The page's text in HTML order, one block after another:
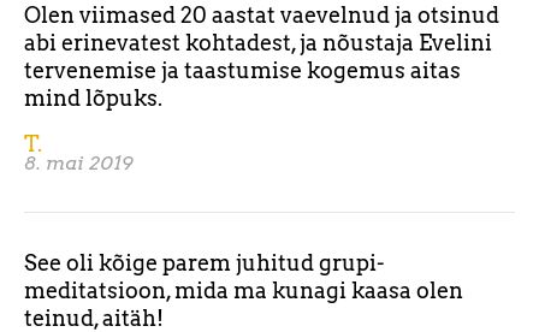
Olen viimased 20 aastat vaevelnud ja otsinud
abi erinevatest kohtadest, ja nõustaja Evelini
tervenemise ja taastumise kogemus aitas
mind lõpuks.
T.
8. mai 2019
See oli kõige parem juhitud grupi-
meditatsioon, mida ma kunagi kaasa olen
teinud, aitäh!